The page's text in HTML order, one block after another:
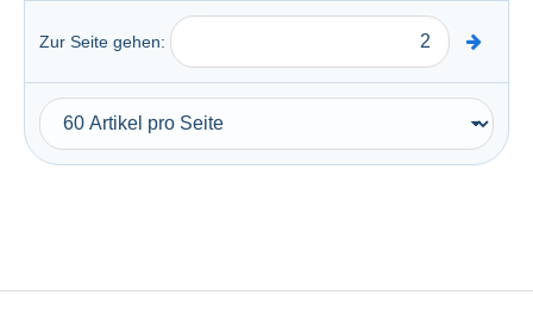
Zur Seite gehen: